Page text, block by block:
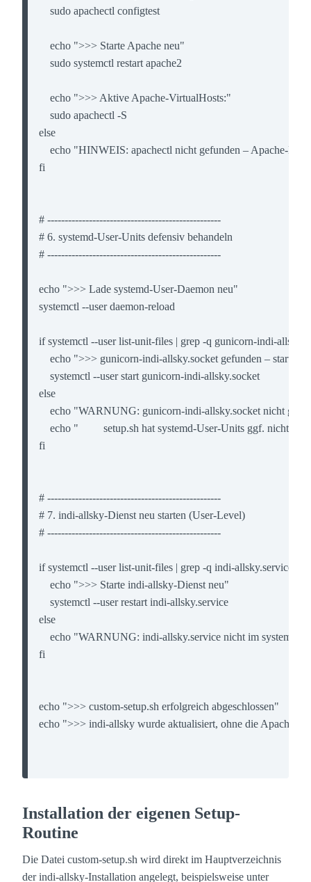
    sudo apachectl configtest
    echo ">>> Starte Apache neu"
    sudo systemctl restart apache2
    echo ">>> Aktive Apache-VirtualHosts:"
    sudo apachectl -S
else
echo "HINWEIS: apachectl nicht gefunden – Apache-
fi
# --------------------------------------------------
# 6. systemd-User-Units defensiv behandeln
# --------------------------------------------------
echo ">>> Lade systemd-User-Daemon neu"
systemctl --user daemon-reload
if systemctl --user list-unit-files | grep -q gunicorn-indi-
echo ">>> gunicorn-indi-allsky.socket gefunden – starte
    systemctl --user start gunicorn-indi-allsky.socket
else
echo "WARNUNG: gunicorn-indi-allsky.socket nicht
echo "         setup.sh hat systemd-User-Units ggf. nicht
fi
# --------------------------------------------------
# 7. indi-allsky-Dienst neu starten (User-Level)
# --------------------------------------------------
if systemctl --user list-unit-files | grep -q indi-allsky.service;
    echo ">>> Starte indi-allsky-Dienst neu"
    systemctl --user restart indi-allsky.service
else
echo "WARNUNG: indi-allsky.service nicht im systemd-
fi
echo ">>> custom-setup.sh erfolgreich abgeschlossen"
echo ">>> indi-allsky wurde aktualisiert, ohne die Apache-
Installation der eigenen Setup-
Routine
Die Datei custom-setup.sh wird direkt im Hauptverzeichnis
der indi-allsky-Installation angelegt, beispielsweise unter